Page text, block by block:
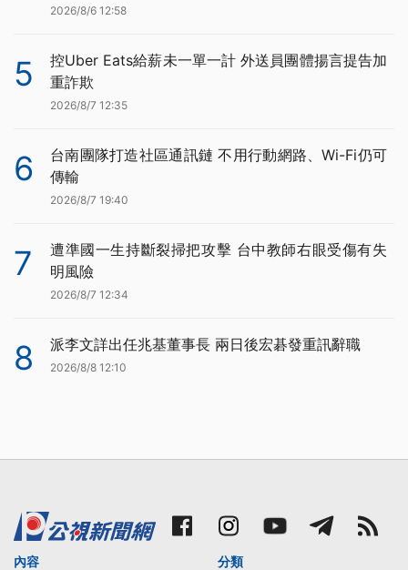
2026/8/6 12:58
5
控Uber Eats給薪未一單一計 外送員團體揚言提告加
重詐欺
2026/8/7 12:35
6
台南團隊打造社區通訊鏈 不用行動網路、Wi-Fi仍可
傳輸
2026/8/7 19:40
7
遭準國一生持斷裂掃把攻擊 台中教師右眼受傷有失
明風險
2026/8/7 12:34
8 派李文詳出任兆基董事長 兩日後宏碁發重訊辭職
2026/8/8 12:10
內容
分類